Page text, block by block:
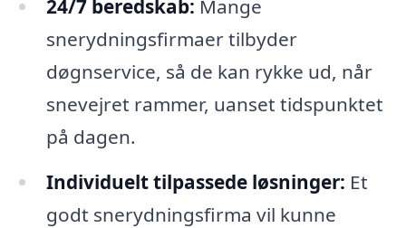
24/7 beredskab: Mange
snerydningsfirmaer tilbyder
døgnservice, så de kan rykke ud, når
snevejret rammer, uanset tidspunktet
på dagen.
Individuelt tilpassede løsninger: Et
godt snerydningsfirma vil kunne